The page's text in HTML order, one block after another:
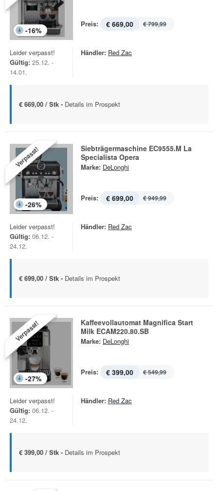
-16%
Preis: € 669,00 € 799,99
Leider verpasst!
Gültig: 25.12. -
14.01.
Händler: Red Zac
€ 669,00 / Stk - Details im Prospekt
Verpasst!
-26%
Siebträgermaschine EC9555.M La
Specialista Opera
Marke: DeLonghi
Preis: € 699,00 € 949,99
Leider verpasst!
Gültig: 06.12. -
24.12.
Händler: Red Zac
€ 699,00 / Stk - Details im Prospekt
Verpasst!
-27%
Kaffeevollautomat Magnifica Start
Milk ECAM220.80.SB
Marke: DeLonghi
Preis: € 399,00 € 549,99
Leider verpasst!
Gültig: 06.12. -
24.12.
Händler: Red Zac
€ 399,00 / Stk - Details im Prospekt